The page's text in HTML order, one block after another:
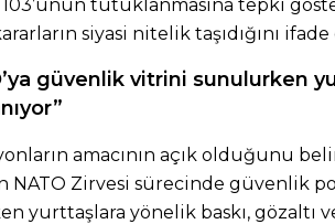
tutuklanmasına tepki
siyasi nitelik taşıdığını
güvenlik vitrini sunulurken
amacının açık olduğunu
NATO Zirvesi sürecinde güvenlik
yurttaşlara yönelik baskı, gözaltı